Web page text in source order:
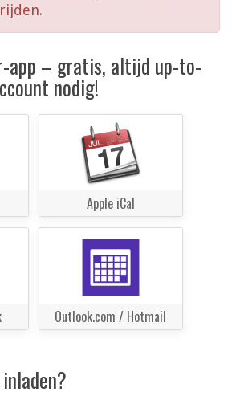
app – gratis, altijd up-to-
nodig!
Apple iCal
Outlook.com / Hotmail